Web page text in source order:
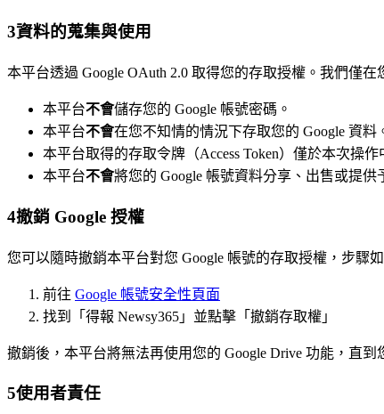
3資料的蒐集與使用
本平台透過 Google OAuth 2.0 取得您的存取授權。我們僅
本平台不會儲存您的 Google 帳號密碼。
本平台不會在您不知情的情況下存取您的 Google 資料
本平台取得的存取令牌（Access Token）僅於本次操
本平台不會將您的 Google 帳號資料分享、出售或提供
4撤銷 Google 授權
您可以隨時撤銷本平台對您 Google 帳號的存取授權，步驟如
前往 Google 帳號安全性頁面
找到「得報 Newsy365」並點擊「撤銷存取權」
撤銷後，本平台將無法再使用您的 Google Drive 功能，直到
5使用者責任